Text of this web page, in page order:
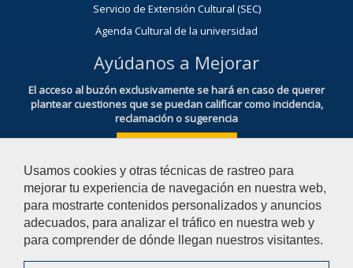
Usamos cookies y otras técnicas de rastreo para
mejorar tu experiencia de navegación en nuestra web,
para mostrarte contenidos personalizados y anuncios
adecuados, para analizar el tráfico en nuestra web y
para comprender de dónde llegan nuestros visitantes.
Servicio de Extensión Cultural (SEC)
Agenda Cultural de la universidad
Ayúdanos a Mejorar
El acceso al buzón exclusivamente se hará en caso de querer
plantear cuestiones que se puedan calificar como incidencia,
reclamación o sugerencia